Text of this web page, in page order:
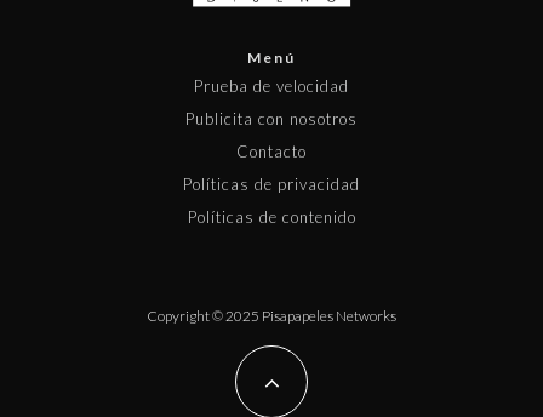
Menú
Prueba de velocidad
Publicita con nosotros
Contacto
Políticas de privacidad
Políticas de contenido
Copyright © 2025 Pisapapeles Networks